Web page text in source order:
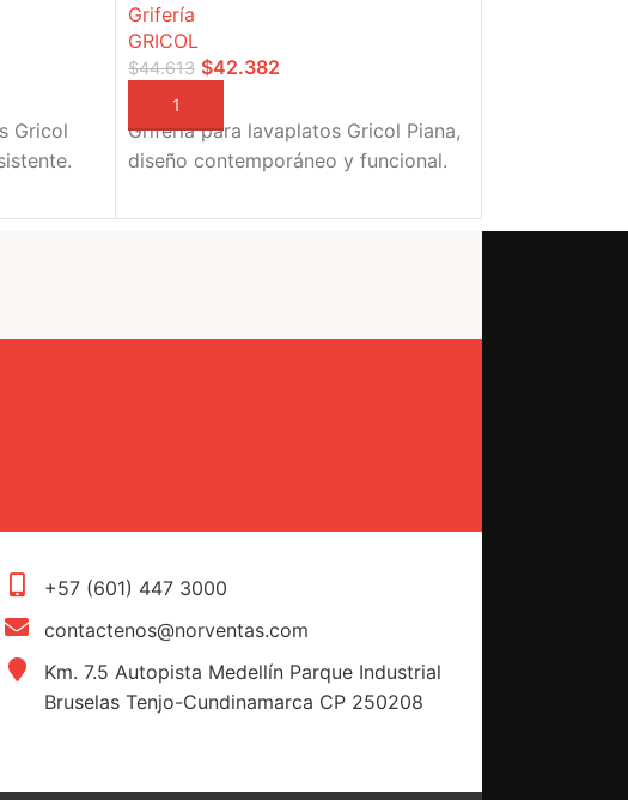
Gricol
Grifería
GRICOL
$44.613 $42.382
AÑADIR A LA CESTA
Grifería para lavaplatos Gricol Piana,
diseño contemporáneo y funcional.
+57 (601) 447 3000
contactenos@norventas.com
Km. 7.5 Autopista Medellín Parque Industrial
Bruselas Tenjo-Cundinamarca CP 250208